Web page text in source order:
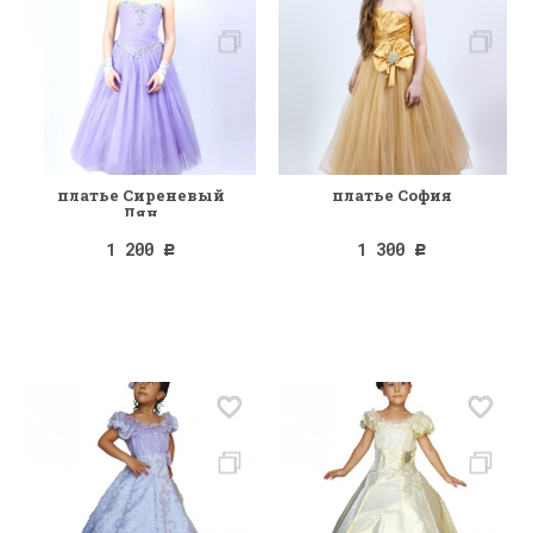
платье Сиреневый
Лян
1 200 Р
платье София
1 300 Р